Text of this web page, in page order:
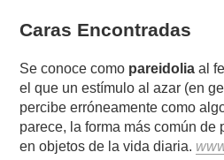
Caras Encontradas
Se conoce como pareidolia al
el que un estímulo al azar (en
percibe erróneamente como
parece, la forma más común de
en objetos de la vida diaria.